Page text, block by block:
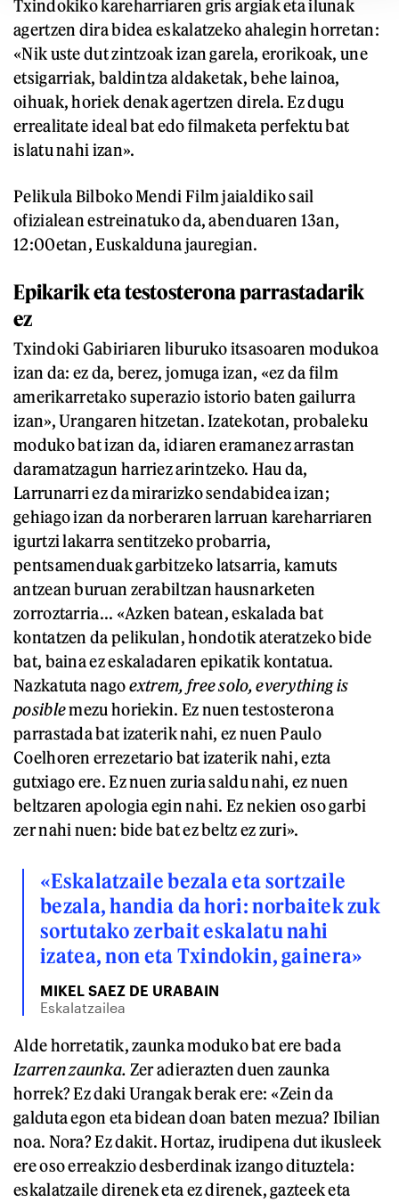
Txindokiko kareharriaren gris argiak eta ilunak
agertzen dira bidea eskalatzeko ahalegin horretan:
«Nik uste dut zintzoak izan garela, erorikoak, une
etsigarriak, baldintza aldaketak, behe lainoa,
oihuak, horiek denak agertzen direla. Ez dugu
errealitate ideal bat edo filmaketa perfektu bat
islatu nahi izan».
Pelikula Bilboko Mendi Film jaialdiko sail
ofizialean estreinatuko da, abenduaren 13an,
12:00etan, Euskalduna jauregian.
Epikarik eta testosterona parrastadarik
ez
Txindoki Gabiriaren liburuko itsasoaren modukoa
izan da: ez da, berez, jomuga izan, «ez da film
amerikarretako superazio istorio baten gailurra
izan», Urangaren hitzetan. Izatekotan, probaleku
moduko bat izan da, idiaren eramanez arrastan
daramatzagun harriez arintzeko. Hau da,
Larrunarri ez da mirarizko sendabidea izan;
gehiago izan da norberaren larruan kareharriaren
igurtzi lakarra sentitzeko probarria,
pentsamenduak garbitzeko latsarria, kamuts
antzean buruan zerabiltzan hausnarketen
zorroztarria... «Azken batean, eskalada bat
kontatzen da pelikulan, hondotik ateratzeko bide
bat, baina ez eskaladaren epikatik kontatua.
Nazkatuta nagoextrem, free solo, everything is
posiblemezu horiekin. Ez nuen testosterona
parrastada bat izaterik nahi, ez nuen Paulo
Coelhoren errezetario bat izaterik nahi, ezta
gutxiago ere. Ez nuen zuria saldu nahi, ez nuen
beltzaren apologia egin nahi. Ez nekien oso garbi
zer nahi nuen: bide bat ez beltz ez zuri».
«Eskalatzaile bezala eta sortzaile
bezala, handia da hori: norbaitek zuk
sortutako zerbait eskalatu nahi
izatea, non eta Txindokin, gainera»
MIKEL SAEZ DE URABAIN
Eskalatzailea
Alde horretatik, zaunka moduko bat ere bada
Izarren zaunka. Zer adierazten duen zaunka
horrek? Ez daki Urangak berak ere: «Zein da
galduta egon eta bidean doan baten mezua? Ibilian
noa. Nora? Ez dakit. Hortaz, irudipena dut ikusleek
ere oso erreakzio desberdinak izango dituztela:
eskalatzaile direnek eta ez direnek, gazteek eta